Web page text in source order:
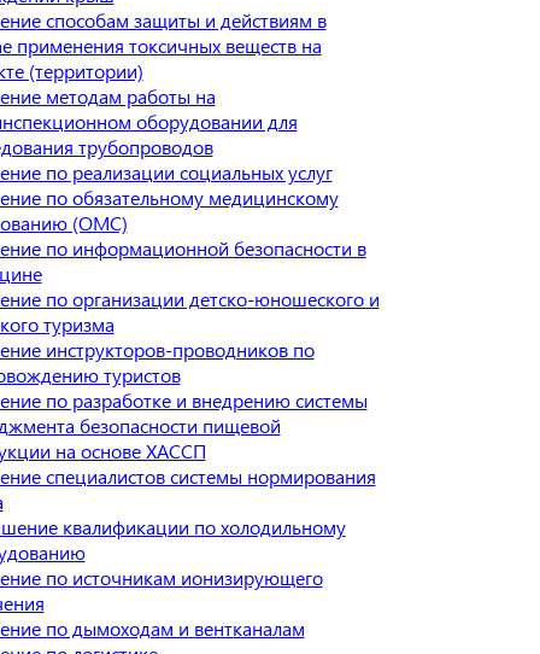
способам защиты и действиям в
применения токсичных веществ на
(территории)
методам работы на
оборудовании для
трубопроводов
по реализации социальных услуг
по обязательному медицинскому
(ОМС)
по информационной безопасности в
по организации детско-юношеского и
туризма
инструкторов-проводников по
туристов
по разработке и внедрению системы
безопасности пищевой
на основе ХАССП
специалистов системы нормирования
квалификации по холодильному
по источникам ионизирующего
по дымоходам и вентканалам